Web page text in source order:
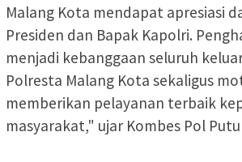
Malang Kota mendapat apresiasi
Presiden dan Bapak Kapolri.
menjadi kebanggaan seluruh
Polresta Malang Kota sekaligus
memberikan pelayanan terbaik
masyarakat," ujar Kombes Pol